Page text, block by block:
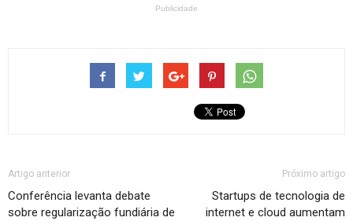
Publicidade
Artigo anterior
Conferência levanta debate
sobre regularização fundiária de
Próximo artigo
Startups de tecnologia de
internet e cloud aumentam